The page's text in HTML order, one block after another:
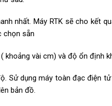
nhất. Máy RTK sẽ cho kết
chọn sẵn
khoảng vài cm) và độ ổn định
Sử dụng máy toàn đạc điện
bản đồ.